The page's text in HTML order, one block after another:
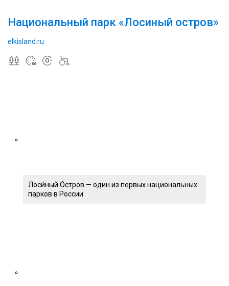
Национальный парк «Лосиный остров»
elkisland.ru
Лоси́ный О́стров — один из первых национальных
парков в России